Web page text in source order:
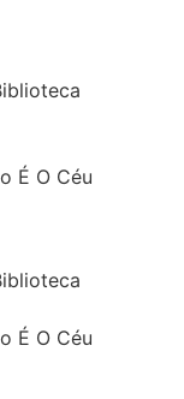
É O Céu
É O Céu